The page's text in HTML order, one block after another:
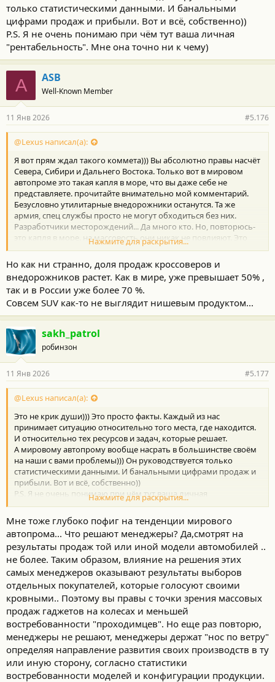
только статистическими данными. И банальными
цифрами продаж и прибыли. Вот и всё, собственно))
P.S. Я не очень понимаю при чём тут ваша личная
"рентабельность". Мне она точно ни к чему)
A ASB
Well-Known Member
11 Янв 2026 #5.176
@Lexus написал(а):
Я вот прям ждал такого коммета))) Вы абсолютно правы насчёт
Севера, Сибири и Дальнего Востока. Только вот в мировом
автопроме это такая капля в море, что вы даже себе не
представляете. прочитайте внимательно мой комментарий.
Безусловно утилитарные внедорожники останутся. Та же
армия, спец службы просто не могут обходиться без них.
Разработчики месторождений... Да много кто. Но, повторюсь-
это капля в море. на массовость они никак не повлияют. Это
поределённая ниша. Яркий пример- Тойтота 70. Сколько там
теперь возьмите и посмотрите за сколько её можно купить?)))
P.S. Рынок РФ на самом деле совсем не показатель. К моему
глубочайшему сожалению. Ориентироваться на Дальний
Восток и иже с ними никто не будет из автопроизводителей.
Тоже к моему глубочайшему сожалению. Но и просто так
находимся далеко на задворках... На рынок утилитарных
машин больше влияют другие регионы. Вот я писал про
пикапы, так Азия и Африка гораздо больше влияют на это. Ну и
Америка, естественно. Но там у них платоническая любовь)))
Нажмите для раскрытия...
Но как ни странно, доля продаж кроссоверов и
внедорожников растет. Как в мире, уже превышает 50% ,
так и в России уже более 70 %.
Совсем SUV как-то не выглядит нишевым продуктом...
sakh_patrol
робинзон
11 Янв 2026 #5.177
@Lexus написал(а):
Это не крик души))) Это просто факты. Каждый из нас
принимает ситуацию относительно того места, где находится.
И относительно тех ресурсов и задач, которые решает.
А мировому автопрому вообще насрать в большинстве своём
на наши с вами проблемы))) Он руководствуется только
статистическими данными. И банальными цифрами продаж и
прибыли. Вот и всё, собственно))
P.S. Я не очень понимаю при чём тут ваша личная
"рентабельность". Мне она точно ни к чему)
Нажмите для раскрытия...
Мне тоже глубоко пофиг на тенденции мирового
автопрома... Что решают менеджеры? Да,смотрят на
результаты продаж той или иной модели автомобилей ..
не более. Таким образом, влияние на решения этих
самых менеджеров оказывают результаты выборов
отдельных покупателей, которые голосуют своими
кровными.. Поэтому вы правы с точки зрения массовых
продаж гаджетов на колесах и меньшей
востребованности "проходимцев". Но еще раз повторю,
менеджеры не решают, менеджеры держат "нос по ветру"
определяя направление развития своих производств в ту
или иную сторону, согласно статистики
востребованности моделей и конфигурации продукции.